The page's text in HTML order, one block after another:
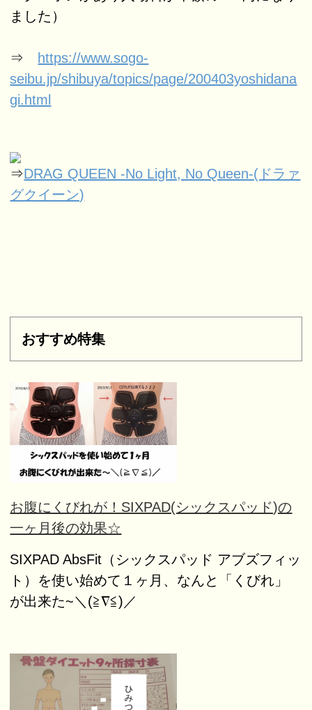
ました）
⇒
https://www.sogo-
seibu.jp/shibuya/topics/page/200403yoshidana
gi.html
⇒DRAG QUEEN -No Light, No Queen-(ドラァ
グクイーン)
おすすめ特集
お腹にくびれが！SIXPAD(シックスパッド)の
一ヶ月後の効果☆
SIXPAD AbsFit（シックスパッド アブズフィッ
ト）を使い始めて１ヶ月、なんと「くびれ」
が出来た~＼(≧∇≦)／